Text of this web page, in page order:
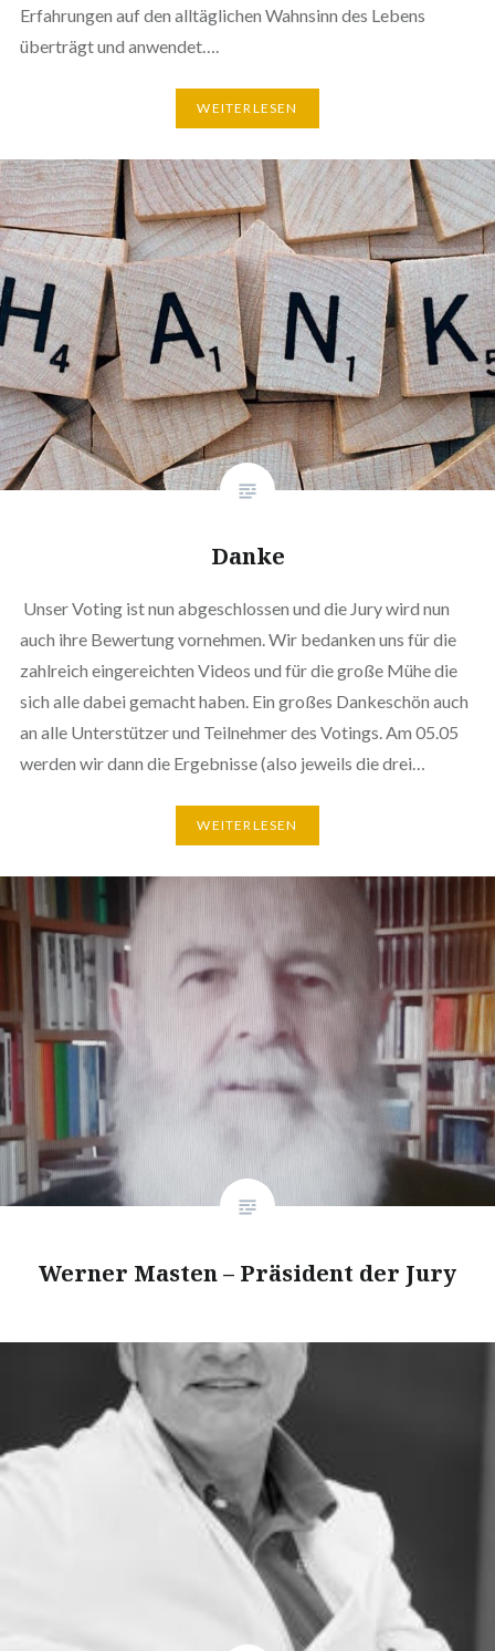
Erfahrungen auf den alltäglichen Wahnsinn des Lebens
überträgt und anwendet….
WEITERLESEN
Danke
Unser Voting ist nun abgeschlossen und die Jury wird nun
auch ihre Bewertung vornehmen. Wir bedanken uns für die
zahlreich eingereichten Videos und für die große Mühe die
sich alle dabei gemacht haben. Ein großes Dankeschön auch
an alle Unterstützer und Teilnehmer des Votings. Am 05.05
werden wir dann die Ergebnisse (also jeweils die drei…
WEITERLESEN
Werner Masten – Präsident der Jury